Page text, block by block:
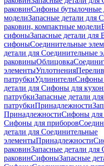
раковинСифоны бутылочные
моделиЗапасные детали для
раковин, компактные модели
сифоныЗапасные детали для
сифоныСоединительные
детали для Соединительные
раковиныОблицовка
элементыУплотнения
патрубкиУдлинителиСифоны
детали для Сифоны для
патрубкиЗапасные детали
патрубкиПринадлежности
ПринадлежностиСифоны для
Сифоны для приборов
детали для Соединительные
элементыПринадлежности
раковинЗапасные детали
раковинСифоныЗапасные